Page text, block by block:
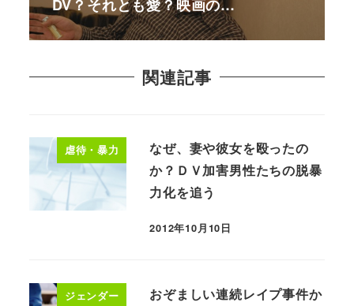
DV？それとも愛？映画の…
関連記事
虐待・暴力
なぜ、妻や彼女を殴ったの
か？ＤＶ加害男性たちの脱暴
力化を追う
2012年10月10日
ジェンダー
おぞましい連続レイプ事件か